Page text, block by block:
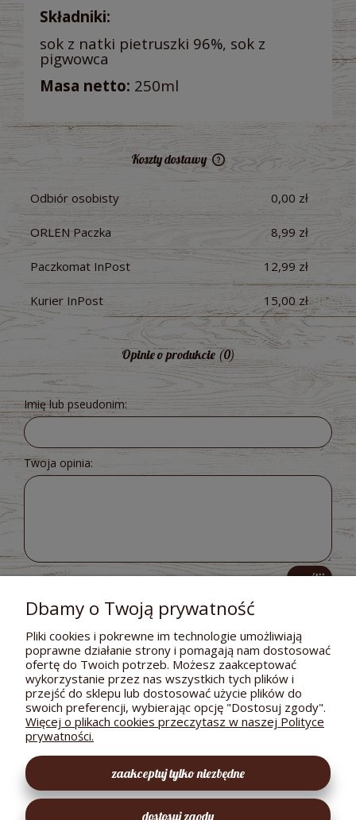
Składniki:
sok z natki pietruszki 96%, sok z
pigwowca
Masa netto: 250ml
Koszty dostawy
Cena nie zawiera ewentualnych kosztów płatności
Odbiór osobisty 0,00 zł
ORLEN Paczka 8,99 zł
Paczkomat InPost 12,99 zł
Kurier InPost 15,00 zł
Opinie o produkcie (0)
Imię lub pseudonim:
Twoja opinia:
wyślij
POMOC
DOSTAWA I PŁATNOŚCI
MOJE KONTO
GWARANCJA I ZWROTY
Dbamy o Twoją prywatność
Pliki cookies i pokrewne im technologie umożliwiają
poprawne działanie strony i pomagają nam dostosować
ofertę do Twoich potrzeb. Możesz zaakceptować
wykorzystanie przez nas wszystkich tych plików i
przejść do sklepu lub dostosować użycie plików do
swoich preferencji, wybierając opcję "Dostosuj zgody".
Więcej o plikach cookies przeczytasz w naszej Polityce
prywatności.
zaakceptuj tylko niezbędne
dostosuj zgody